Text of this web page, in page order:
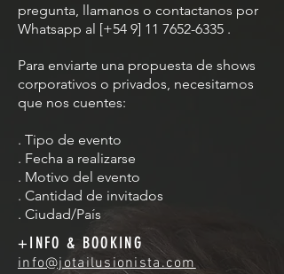
pregunta, llamanos o contactanos por
Whatsapp al [+54 9] 11 7652-6335 .
Para enviarte una propuesta de shows
corporativos o privados, necesitamos
que nos cuentes:
. Tipo de evento
. Fecha a realizarse
. Motivo del evento
. Cantidad de invitados
. Ciudad/País
+INFO & BOOKING
info@jotailusionista.com